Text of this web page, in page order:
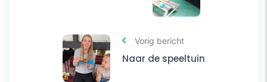
Vorig bericht
Naar de speeltuin